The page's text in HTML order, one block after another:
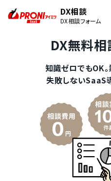
DX相談
DX相談フォーム
DX無料相
知識ゼロでもOK
失敗しないSaaS